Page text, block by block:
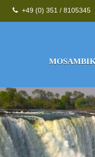
+49 (0) 351 /